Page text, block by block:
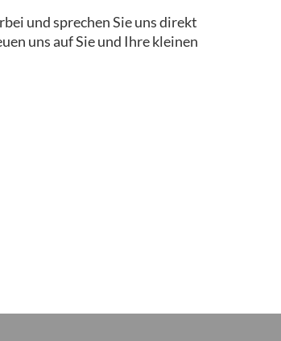
und sprechen Sie uns direkt
uns auf Sie und Ihre kleinen